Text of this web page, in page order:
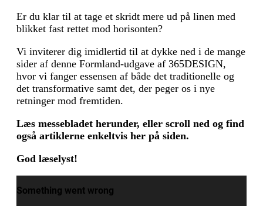
Er du klar til at tage et skridt mere ud på linen med
blikket fast rettet mod horisonten?
Vi inviterer dig imidlertid til at dykke ned i de mange
sider af denne Formland-udgave af 365DESIGN,
hvor vi fanger essensen af både det traditionelle og
det transformative samt det, der peger os i nye
retninger mod fremtiden.
Læs messebladet herunder, eller scroll ned og find
også artiklerne enkeltvis her på siden.
God læselyst!